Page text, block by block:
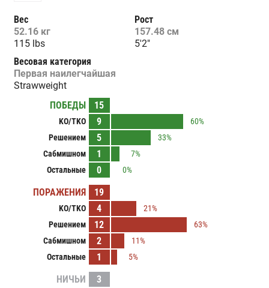
Вес
52.16 кг
115 lbs
Рост
157.48 см
5'2"
Весовая категория
Первая наилегчайшая
Strawweight
ПОБЕДЫ
15
KO/TKO 9
60%
Решением
5
33%
Сабмишном
1
7%
Остальные
0 0%
ПОРАЖЕНИЯ 19
KO/TKO 4
21%
Решением
12
63%
Сабмишном
2
11%
Остальные
1 5%
НИЧЬИ
3